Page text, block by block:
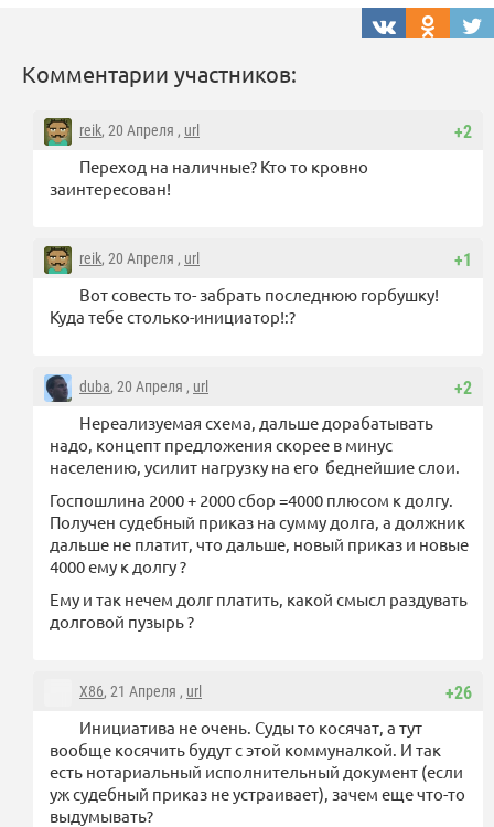
Комментарии участников:
+2
reik, 20 Апреля , url
Переход на наличные? Кто то кровно
заинтересован!
+1
reik, 20 Апреля , url
Вот совесть то- забрать последнюю горбушку!
Куда тебе столько-инициатор!:?
+2
duba, 20 Апреля , url
Нереализуемая схема, дальше дорабатывать
надо, концепт предложения скорее в минус
населению, усилит нагрузку на его беднейшие слои.
Госпошлина 2000 + 2000 сбор =4000 плюсом к долгу.
Получен судебный приказ на сумму долга, а должник
дальше не платит, что дальше, новый приказ и новые
4000 ему к долгу ?
Ему и так нечем долг платить, какой смысл раздувать
долговой пузырь ?
+26
X86, 21 Апреля , url
Инициатива не очень. Суды то косячат, а тут
вообще косячить будут с этой коммуналкой. И так
есть нотариальный исполнительный документ (если
уж судебный приказ не устраивает), зачем еще что-то
выдумывать?